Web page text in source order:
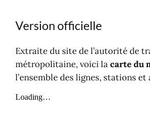
Version officielle
Extraite du site de l’autorité de
métropolitaine, voici lacarte du
l’ensemble des lignes, stations et